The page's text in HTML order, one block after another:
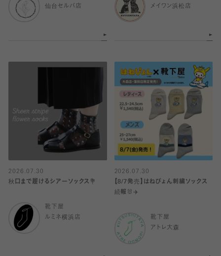
仙台セルバ店
メイワン浜松店
2026.07.30
秋口まで履けるシアーソックス💐
靴下屋
ルミネ横浜店
2026.07.30
【8/7発売】はねぴょん刺繍ソックス
続報🐰✈️
靴下屋
アトレ大森